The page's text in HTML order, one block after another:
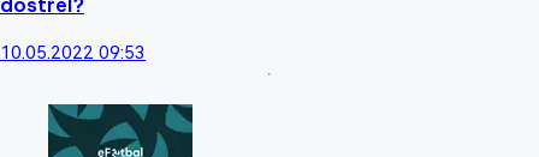
10.05.2022 09:53